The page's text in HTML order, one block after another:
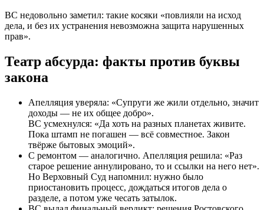
ВС недовольно заметил: такие косяки «повлияли на исход
дела, и без их устранения невозможна защита нарушенных
прав».
Театр абсурда: факты против буквы
закона
Апелляция уверяла: «Супруги же жили отдельно, значит
доходы — не их общее добро».
ВС усмехнулся: «Да хоть на разных планетах живите.
Пока штамп не погашен — всё совместное. Закон
твёрже бытовых эмоций».
С ремонтом — аналогично. Апелляция решила: «Раз
старое решение аннулировано, то и ссылки на него нет».
Но Верховный Суд напомнил: нужно было
приостановить процесс, дождаться итогов дела о
разделе, а потом уже чесать затылок.